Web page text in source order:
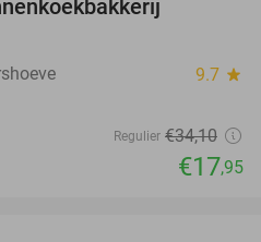
9.7 star
Regulier €34,10
€17,95